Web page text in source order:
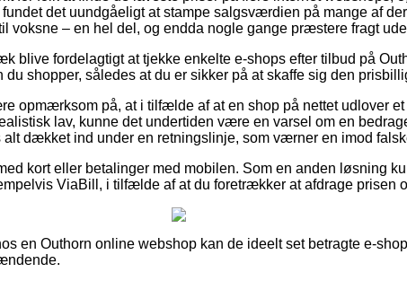
det uundgåeligt at stampe salgsværdien på mange af
voksne – en hel del, og endda nogle gange præstere fragt
blive fordelagtigt at tjekke enkelte e-shops efter tilbud på
du shopper, således at du er sikker på at skaffe sig den
opmærksom på, at i tilfælde af at en shop på nettet udlover
lav, kunne det undertiden være en varsel om en
alt dækket ind under en retningslinje, som værner en imod
kort eller betalinger med mobilen. Som en anden løsning
ViaBill, i tilfælde af at du foretrækker at afdrage prisen
en Outhorn online webshop kan de ideelt set betragte e-